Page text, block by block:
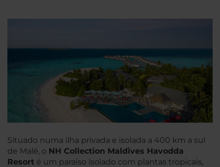
Situado numa ilha privada e isolada a 400 km a sul
de Malé, o NH Collection Maldives Havodda
Resort é um paraíso isolado com plantas tropicais,